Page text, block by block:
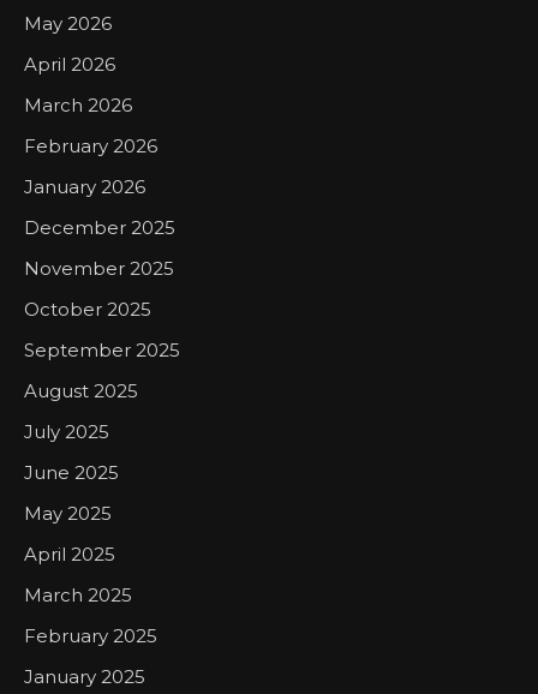
May 2026
April 2026
March 2026
February 2026
January 2026
December 2025
November 2025
October 2025
September 2025
August 2025
July 2025
June 2025
May 2025
April 2025
March 2025
February 2025
January 2025